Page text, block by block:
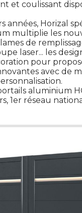
et coulissant
années, Horizal
multiplie les
de
laser... les
pour
avec de
aluminium
1er réseau